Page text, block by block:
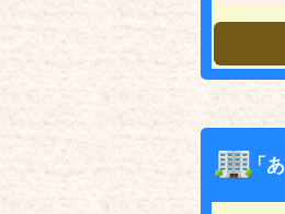
「